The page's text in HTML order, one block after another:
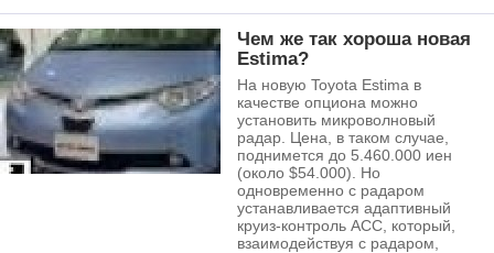
Чем же так хороша новая
Estima?
На новую Toyota Estima в
качестве опциона можно
установить микроволновый
радар. Цена, в таком случае,
поднимется до 5.460.000 иен
(около $54.000). Но
одновременно с радаром
устанавливается адаптивный
круиз-контроль ACC, который,
взаимодействуя с радаром,